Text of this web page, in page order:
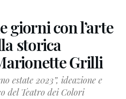
giorni con l’arte
storica
Grilli
estate 2023”, ideazione e
del Teatro dei Colori